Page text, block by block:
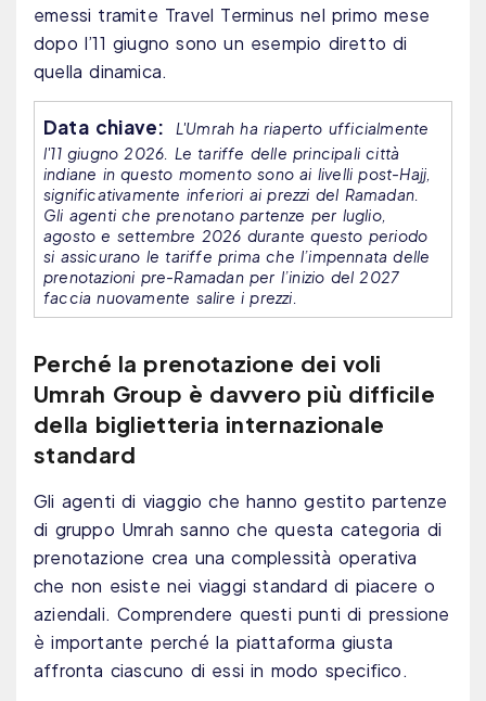
emessi tramite Travel Terminus nel primo mese
dopo l’11 giugno sono un esempio diretto di
quella dinamica.
Data chiave:
L'Umrah ha riaperto ufficialmente
l'11 giugno 2026. Le tariffe delle principali città
indiane in questo momento sono ai livelli post-Hajj,
significativamente inferiori ai prezzi del Ramadan.
Gli agenti che prenotano partenze per luglio,
agosto e settembre 2026 durante questo periodo
si assicurano le tariffe prima che l’impennata delle
prenotazioni pre-Ramadan per l’inizio del 2027
faccia nuovamente salire i prezzi.
Perché la prenotazione dei voli
Umrah Group è davvero più difficile
della biglietteria internazionale
standard
Gli agenti di viaggio che hanno gestito partenze
di gruppo Umrah sanno che questa categoria di
prenotazione crea una complessità operativa
che non esiste nei viaggi standard di piacere o
aziendali. Comprendere questi punti di pressione
è importante perché la piattaforma giusta
affronta ciascuno di essi in modo specifico.